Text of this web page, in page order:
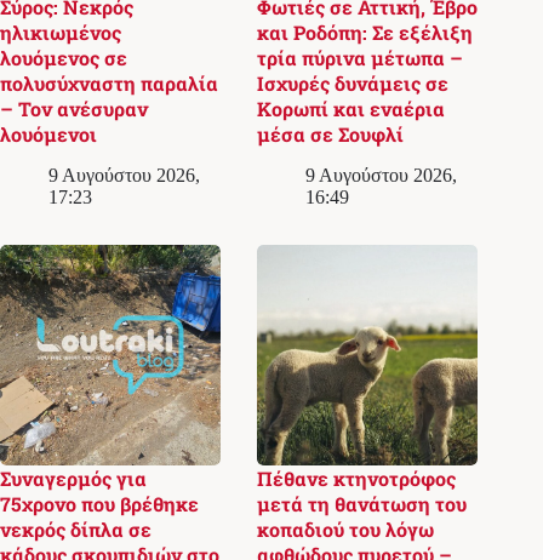
Σύρος: Νεκρός
ηλικιωμένος
λουόμενος σε
πολυσύχναστη παραλία
– Τον ανέσυραν
λουόμενοι
9 Αυγούστου 2026,
17:23
Φωτιές σε Αττική, Έβρο
και Ροδόπη: Σε εξέλιξη
τρία πύρινα μέτωπα –
Ισχυρές δυνάμεις σε
Κορωπί και εναέρια
μέσα σε Σουφλί
9 Αυγούστου 2026,
16:49
Συναγερμός για
75χρονο που βρέθηκε
νεκρός δίπλα σε
κάδους σκουπιδιών στο
Πέθανε κτηνοτρόφος
μετά τη θανάτωση του
κοπαδιού του λόγω
αφθώδους πυρετού –